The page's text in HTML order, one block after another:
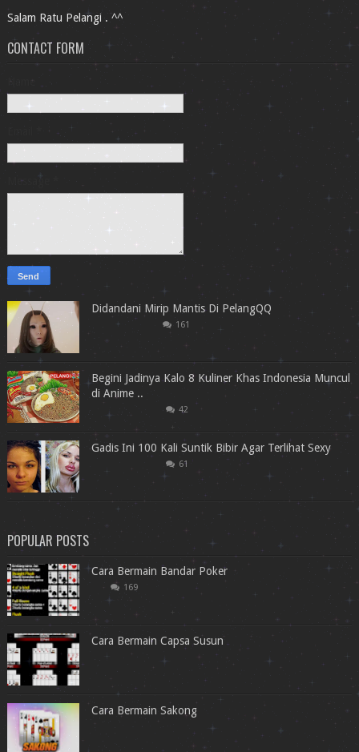
Salam Ratu Pelangi . ^^
CONTACT FORM
Name
Message
Didandani Mirip Mantis Di PelangQQ
161
Begini Jadinya Kalo 8 Kuliner Khas Indonesia Muncul
di Anime ..
42
Gadis Ini 100 Kali Suntik Bibir Agar Terlihat Sexy
61
POPULAR POSTS
Cara Bermain Bandar Poker
169
Cara Bermain Capsa Susun
Cara Bermain Sakong